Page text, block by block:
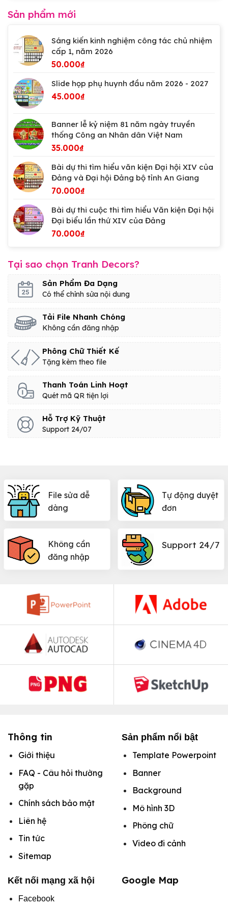
tiệc
biến
Sản phẩm mới
Sáng kiến kinh nghiệm công tác chủ nhiệm
cấp 1, năm 2026
50.000₫
Slide họp phụ huynh đầu năm 2026 - 2027
45.000₫
Banner lễ kỷ niệm 81 năm ngày truyền
thống Công an Nhân dân Việt Nam
35.000₫
Bài dự thi tìm hiểu văn kiện Đại hội XIV của
Đảng và Đại hội Đảng bộ tỉnh An Giang
70.000₫
Bài dự thi cuộc thi tìm hiểu Văn kiện Đại hội
Đại biểu lần thứ XIV của Đảng
70.000₫
Tại sao chọn Tranh Decors?
Sản Phẩm Đa Dạng
Có thể chỉnh sửa nội dung
Tải File Nhanh Chóng
Không cần đăng nhập
Phông Chữ Thiết Kế
Tặng kèm theo file
Thanh Toán Linh Hoạt
Quét mã QR tiện lợi
Hỗ Trợ Kỹ Thuật
Support 24/07
File sửa dễ
dàng
Tự động duyệt
đơn
Không cần
đăng nhập
Support 24/7
Thông tin
Giới thiệu
FAQ - Câu hỏi thường
gặp
Chính sách bảo mật
Liên hệ
Tin tức
Sitemap
Sản phẩm nổi bật
Template Powerpoint
Banner
Background
Mô hình 3D
Phông chữ
Video đi cảnh
Kết nối mạng xã hội
Facebook
Google Map